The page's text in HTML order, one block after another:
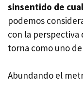
sinsentido de
podemos
con la
torna como uno
Abundando el